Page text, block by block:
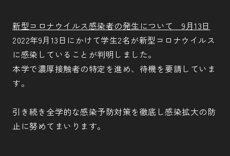
新型コロナウイルス感染者の発生について 9月13日
2022年9月13日にかけて学生2名が新型コロナウイルス
に感染していることが判明しました。
本学で濃厚接触者の特定を進め、待機を要請していま
す。
引き続き全学的な感染予防対策を徹底し感染拡大の防
止に努めてまいります。